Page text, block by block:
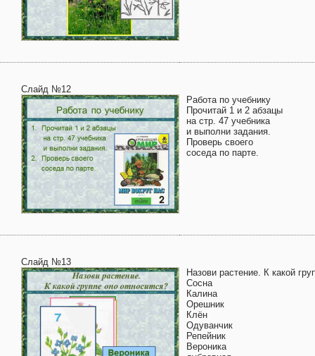
Слайд №12
Работа по учебнику
Прочитай 1 и 2 абзацы
на стр. 47 учебника
и выполни задания.
Проверь своего
соседа по парте.
Слайд №13
Назови растение. К какой
Сосна
Калина
Орешник
Клён
Одуванчик
Репейник
Вероника